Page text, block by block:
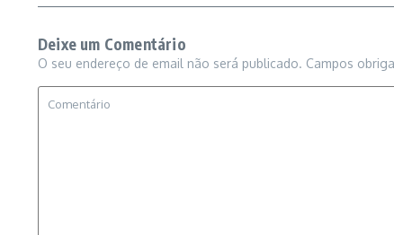
Deixe um Comentário
O seu endereço de email não será publicado. Campos